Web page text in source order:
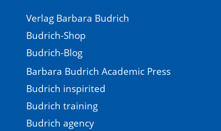
Verlag Barbara Budrich
Budrich-Shop
Budrich-Blog
Barbara Budrich Academic Press
Budrich inspirited
Budrich training
Budrich agency